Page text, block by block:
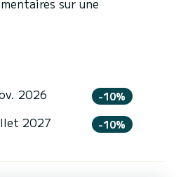
2026 -10%
2027 -10%